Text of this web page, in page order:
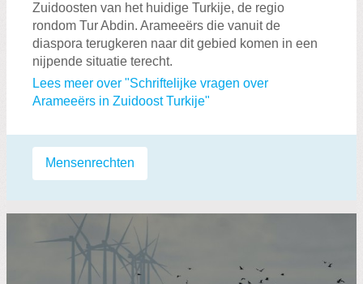
Zuidoosten van het huidige Turkije, de regio
rondom Tur Abdin. Arameeërs die vanuit de
diaspora terugkeren naar dit gebied komen in een
nijpende situatie terecht.
Lees meer over "Schriftelijke vragen over
Arameeërs in Zuidoost Turkije"
Labels:
Mensenrechten